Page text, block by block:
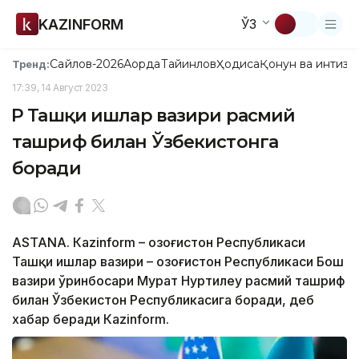
KAZINFORM ЎЗ
Тренд:Сайлов-2026АқордаТайинловҲодисаҚонун ва
17:39, 14 Август 2023
ҚР Ташқи ишлар вазири расмий
ташриф билан Ўзбекистонга
боради
ASTANА. Кazinform – Қозоғистон Республикаси
Ташқи ишлар вазири – Қозоғистон Республикаси Бош
вазири ўринбосари Мурат Нуртилеу расмий ташриф
билан Ўзбекистон Республикасига боради, деб
хабар беради Кazinform.